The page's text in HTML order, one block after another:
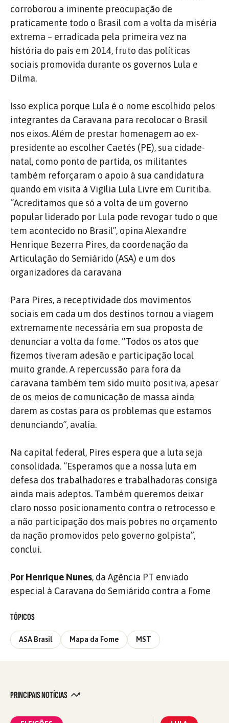
corroborou a iminente preocupação de
praticamente todo o Brasil com a volta da miséria
extrema – erradicada pela primeira vez na
história do país em 2014, fruto das políticas
sociais promovida durante os governos Lula e
Dilma.
Isso explica porque Lula é o nome escolhido pelos
integrantes da Caravana para recolocar o Brasil
nos eixos. Além de prestar homenagem ao ex-
presidente ao escolher Caetés (PE), sua cidade-
natal, como ponto de partida, os militantes
também reforçaram o apoio à sua candidatura
quando em visita à Vigília Lula Livre em Curitiba.
“Acreditamos que só a volta de um governo
popular liderado por Lula pode revogar tudo o que
tem acontecido no Brasil”, opina Alexandre
Henrique Bezerra Pires, da coordenação da
Articulação do Semiárido (ASA) e um dos
organizadores da caravana
Para Pires, a receptividade dos movimentos
sociais em cada um dos destinos tornou a viagem
extremamente necessária em sua proposta de
denunciar a volta da fome. “Todos os atos que
fizemos tiveram adesão e participação local
muito grande. A repercussão para fora da
caravana também tem sido muito positiva, apesar
de os meios de comunicação de massa ainda
darem as costas para os problemas que estamos
denunciando”, avalia.
Na capital federal, Pires espera que a luta seja
consolidada. “Esperamos que a nossa luta em
defesa dos trabalhadores e trabalhadoras consiga
ainda mais adeptos. Também queremos deixar
claro nosso posicionamento contra o retrocesso e
a não participação dos mais pobres no orçamento
da nação promovidos pelo governo golpista”,
conclui.
Por Henrique Nunes, da Agência PT enviado
especial à Caravana do Semiárido contra a Fome
TÓPICOS
ASA Brasil Mapa da Fome MST
PRINCIPAIS NOTÍCIAS